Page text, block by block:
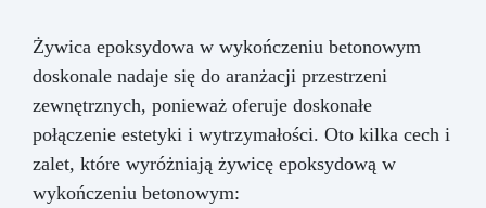
Żywica epoksydowa w wykończeniu betonowym
doskonale nadaje się do aranżacji przestrzeni
zewnętrznych, ponieważ oferuje doskonałe
połączenie estetyki i wytrzymałości. Oto kilka cech i
zalet, które wyróżniają żywicę epoksydową w
wykończeniu betonowym: